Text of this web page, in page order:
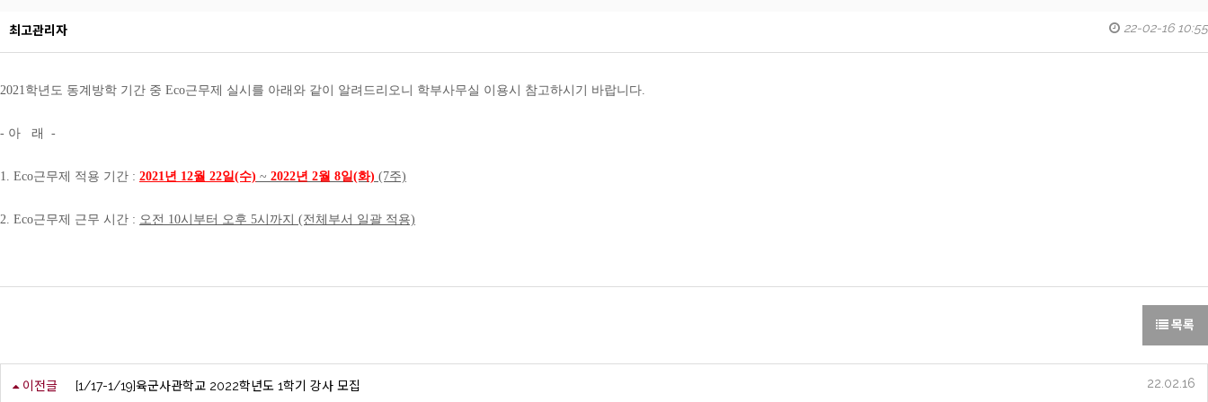
최고관리자 22-02-16 10:55
2021학년도 동계방학 기간 중 Eco근무제 실시를 아래와 같이 알려드리오니 학부사무실 이용시 참고하시기 바랍니다.
- 아 래 -
1. Eco근무제 적용 기간 : 2021년 12월 22일(수) ~ 2022년 2월 8일(화) (7주)
2. Eco근무제 근무 시간 : 오전 10시부터 오후 5시까지 (전체부서 일괄 적용)
목록
이전글 [1/17-1/19]육군사관학교 2022학년도 1학기 강사 모집 22.02.16